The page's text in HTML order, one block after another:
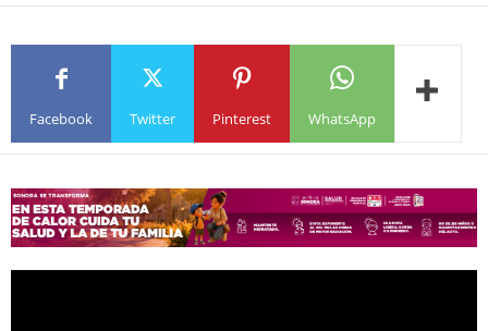
Facebook Twitter Pinterest WhatsApp